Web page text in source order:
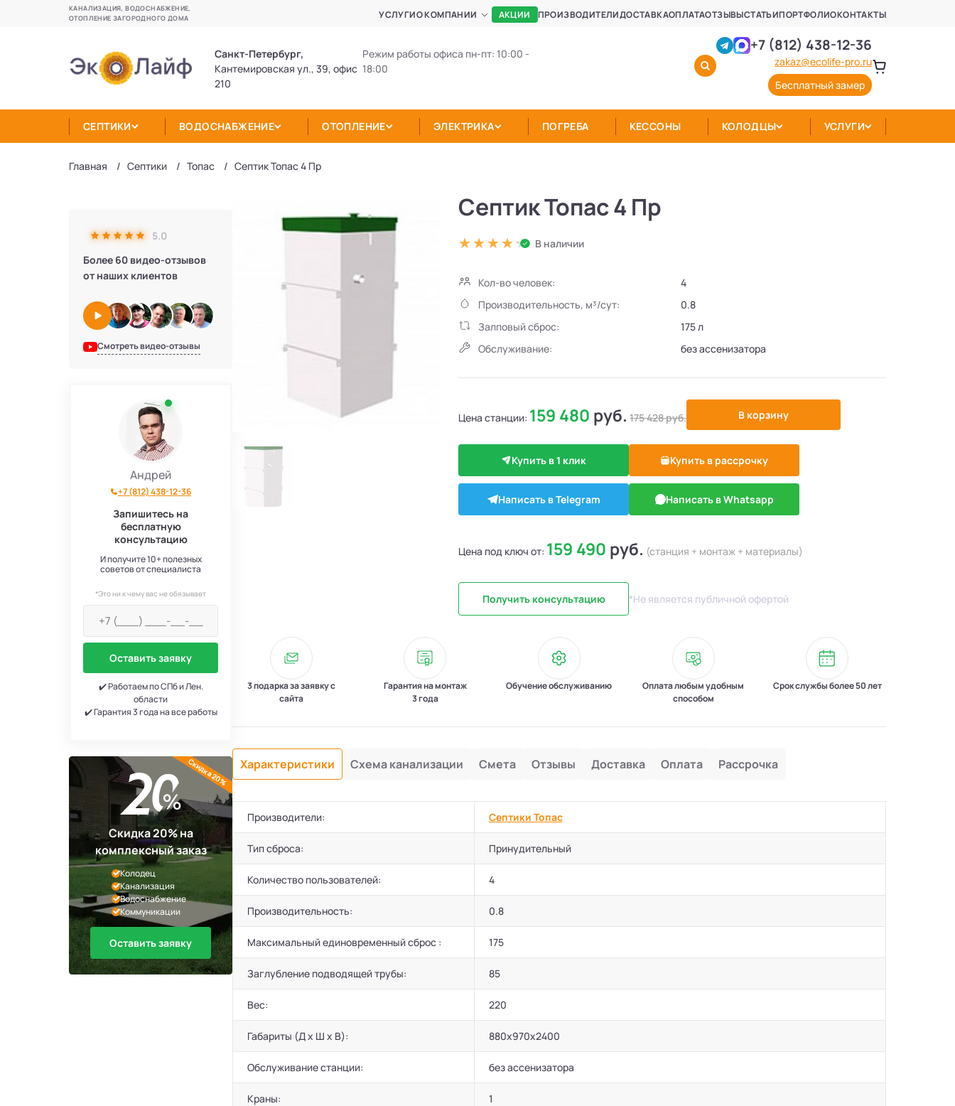
КАНАЛИЗАЦИЯ, ВОДОСНАБЖЕНИЕ,
ОТОПЛЕНИЕ ЗАГОРОДНОГО ДОМА
УСЛУГИО КОМПАНИИ АКЦИИ ПРОИЗВОДИТЕЛИДОСТАВКАОПЛАТАОТЗЫВЫСТАТЬИПОРТФОЛИОКОНТАКТЫ
Санкт-Петербург,
Кантемировская ул., 39, офис
210
Режим работы офиса пн-пт: 10:00 -
18:00
+7 (812) 438-12-36
zakaz@ecolife-pro.ru
Бесплатный замер
СЕПТИКИ ВОДОСНАБЖЕНИЕ ОТОПЛЕНИЕ ЭЛЕКТРИКА ПОГРЕБА КЕССОНЫ КОЛОДЦЫ УСЛУГИ
Главная Септики Топас Септик Топас 4 Пр
5.0
Более 60 видео-отзывов
от наших клиентов
Смотреть видео-отзывы
Андрей
+7 (812) 438-12-36
Запишитесь на
бесплатную
консультацию
И получите 10+ полезных
советов от специалиста
*Это ни к чему вас не обязывает
Оставить заявку
✔️ Работаем по СПб и Лен.
области
✔️ Гарантия 3 года на все работы
Скидка 20% на
комплексный заказ
Колодец
Канализация
Водоснабжение
Коммуникации
Оставить заявку
Скидка 20%
Септик Топас 4 Пр
В наличии
Кол-во человек:
4
Производительность, м³/сут:
0.8
Залповый сброс:
175 л
Обслуживание:
без ассенизатора
Цена станции: 159 480 руб. 175 428руб. В корзину
Купить в 1 клик Купить в рассрочку
Написать в Telegram Написать в Whatsapp
Цена под ключ от: 159 490 руб. (станция + монтаж + материалы)
Получить консультацию *Не является публичной офертой
3 подарка за заявку с
сайта
Гарантия на монтаж
3 года
Обучение обслуживанию
Оплата любым удобным
способом
Срок службы более 50 лет
Характеристики Схема канализации Смета Отзывы Доставка Оплата Рассрочка
Производители: Септики Топас
Тип сброса: Принудительный
Количество пользователей: 4
Производительность: 0.8
Максимальный единовременный сброс : 175
Заглубление подводящей трубы: 85
Вес: 220
Габариты (Д х Ш х В): 880х970х2400
Обслуживание станции: без ассенизатора
Краны: 1